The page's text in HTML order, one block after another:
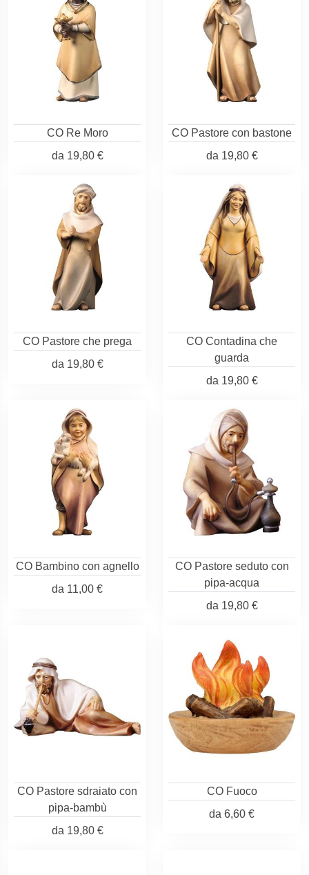
CO Re Moro
da 19,80 €
CO Pastore con bastone
da 19,80 €
CO Pastore che prega
da 19,80 €
CO Contadina che
guarda
da 19,80 €
CO Bambino con agnello
da 11,00 €
CO Pastore seduto con
pipa-acqua
da 19,80 €
CO Pastore sdraiato con
pipa-bambù
da 19,80 €
CO Fuoco
da 6,60 €